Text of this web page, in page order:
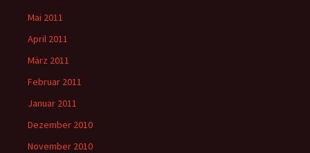
Mai 2011
April 2011
März 2011
Februar 2011
Januar 2011
Dezember 2010
November 2010